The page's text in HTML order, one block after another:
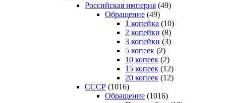
Российская империя (49)
Обращение (49)
1 копейка (10)
2 копейки (8)
3 копейки (3)
5 копеек (2)
10 копеек (2)
15 копеек (12)
20 копеек (12)
СССР (1016)
Обращение (1016)